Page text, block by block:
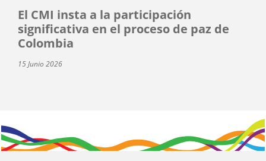
El CMI insta a la participación
significativa en el proceso de paz de
Colombia
15 Junio 2026